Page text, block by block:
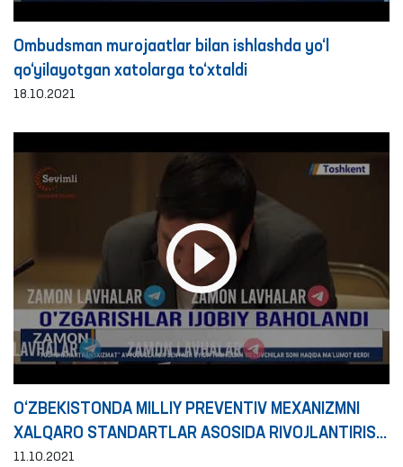
Ombudsman murojaatlar bilan ishlashda yo‘l
qo‘yilayotgan xatolarga to‘xtaldi
18.10.2021
O‘ZBEKISTONDA MILLIY PREVENTIV MEXANIZMNI
XALQARO STANDARTLAR ASOSIDA RIVOJLANTIRISH
ISTIQBOLLARI
11.10.2021